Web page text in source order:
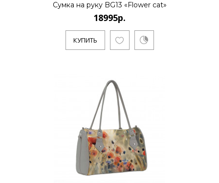
КУПИТЬ
КУПИТЬ
Сумка на руку BG13 «Flower cat»
18995р.
КУПИТЬ